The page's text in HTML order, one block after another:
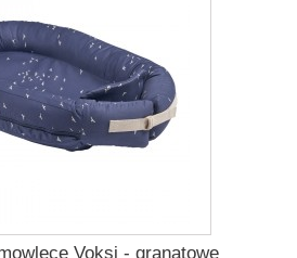
Voksi - granatowe